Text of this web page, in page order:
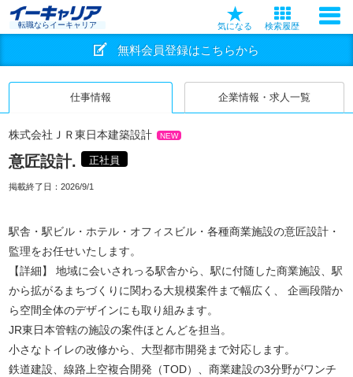
転職ならイーキャリア 気になる 検索履歴
無料会員登録はこちらから
仕事情報 企業情報・求人一覧
株式会社ＪＲ東日本建築設計 NEW
意匠設計. 正社員
掲載終了日： 2026/9/1
駅舎・駅ビル・ホテル・オフィスビル・各種商業施設の意匠設計・
監理をお任せいたします。
【詳細】 地域に会いされっる駅舎から、駅に付随した商業施設、駅
から拡がるまちづくりに関わる大規模案件まで幅広く、 企画段階か
ら空間全体のデザインにも取り組みます。
JR東日本管轄の施設の案件ほとんどを担当。
小さなトイレの改修から、大型都市開発まで対応します。
鉄道建設、線路上空複合開発（TOD）、商業建設の3分野がワンチ